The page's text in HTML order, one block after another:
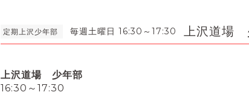
定期上沢少年部 毎週土曜日 16:30～17:30 上沢道場
上沢道場 少年部
16:30～17:30